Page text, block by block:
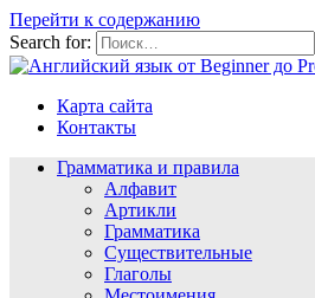
Перейти к содержанию
Search for:
Карта сайта
Контакты
Грамматика и правила
Алфавит
Артикли
Грамматика
Существительные
Глаголы